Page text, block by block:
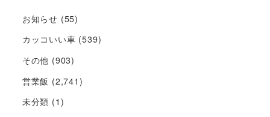
お知らせ (55)
カッコいい車 (539)
その他 (903)
営業飯 (2,741)
未分類 (1)